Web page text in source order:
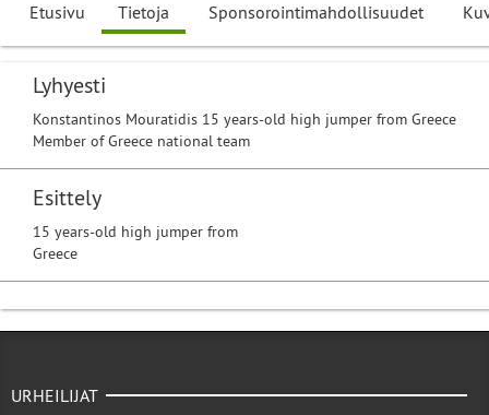
Etusivu Tietoja Sponsorointimahdollisuudet
Lyhyesti
Konstantinos Mouratidis 15 years-old high jumper from Greece
Member of Greece national team
Esittely
15 years-old high jumper from
Greece
URHEILIJAT